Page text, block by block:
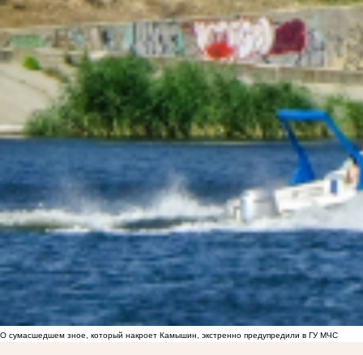
О сумасшедшем зное, который накроет Камышин, экстренно предупредили в ГУ МЧС